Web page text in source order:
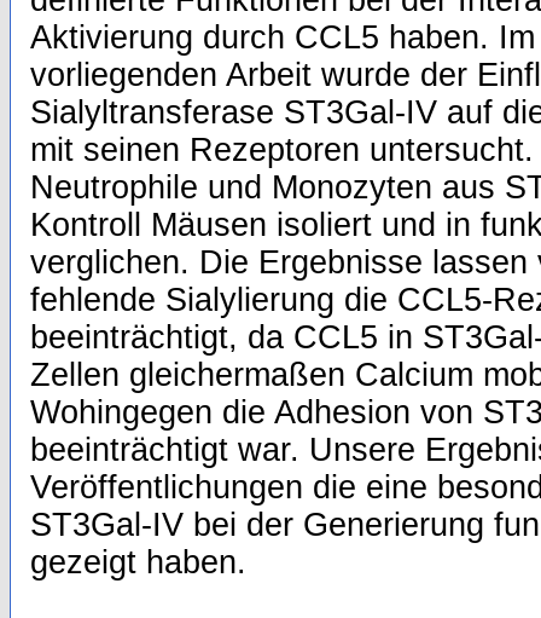
Aktivierung durch CCL5 haben.
vorliegenden Arbeit wurde der
Sialyltransferase ST3Gal-IV auf
mit seinen Rezeptoren
Neutrophile und Monozyten aus
Kontroll Mäusen isoliert und in
verglichen. Die Ergebnisse
fehlende Sialylierung die CCL5-
beeinträchtigt, da CCL5 in
Zellen gleichermaßen Calcium
Wohingegen die Adhesion von
beeinträchtigt war. Unsere
Veröffentlichungen die eine
ST3Gal-IV bei der Generierung
gezeigt haben.